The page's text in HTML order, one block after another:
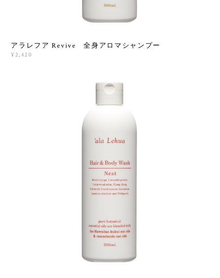
アラレフア Revive 全身アロマシャンプー
¥2,420